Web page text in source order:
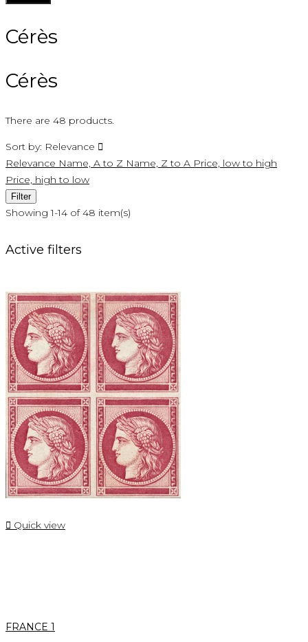
Cérès
Cérès
There are 48 products.
Sort by: Relevance 
Relevance Name, A to Z Name, Z to A Price, low to high
Price, high to low
Filter
Showing 1-14 of 48 item(s)
Active filters
 Quick view
FRANCE 1